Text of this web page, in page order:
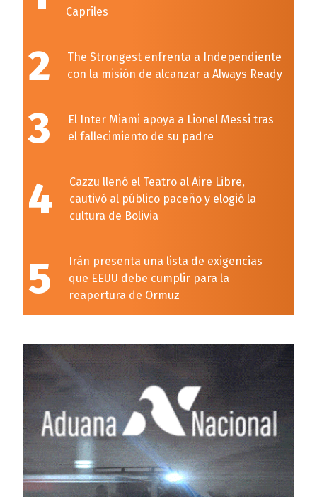
Capriles
2
The Strongest enfrenta a Independiente
con la misión de alcanzar a Always Ready
3
El Inter Miami apoya a Lionel Messi tras
el fallecimiento de su padre
4
Cazzu llenó el Teatro al Aire Libre,
cautivó al público paceño y elogió la
cultura de Bolivia
5
Irán presenta una lista de exigencias
que EEUU debe cumplir para la
reapertura de Ormuz